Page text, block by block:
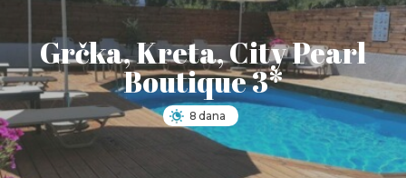
Grčka, Kreta, City Pearl
Boutique 3*
8 dana